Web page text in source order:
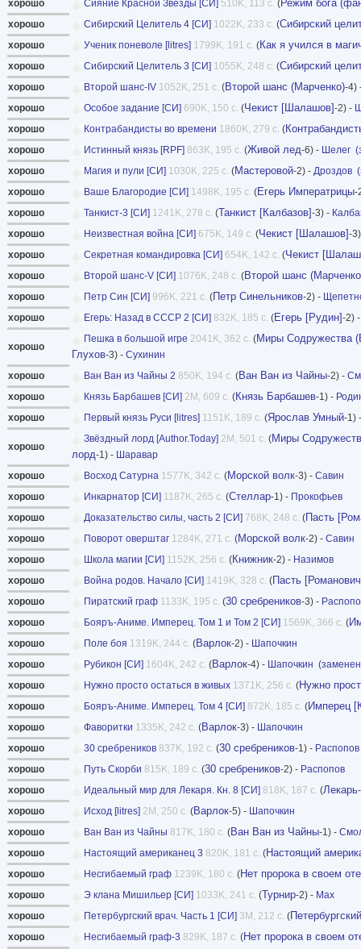
хорошо Сияние Красной Звезды [СИ] 510K, 113 с. (Режим бога
хорошо Сибирский Целитель 4 [СИ] 1022K, 233 с. (Сибирский
хорошо Ученик поневоле [litres] 1799K, 191 с. (Как я учился в
хорошо Сибирский Целитель 3 [СИ] 1055K, 248 с. (Сибирский
хорошо Второй шанс-IV 1052K, 251 с. (Второй шанс (Марченко)-4)
хорошо
Особое задание [СИ] 690K, 150 с. (Чекист [Шалашов]-2) -
хорошо
Контрабандисты во времени 1860K, 279 с. (
хорошо Истинный князь [RPF] 863K, 195 с. (Живой лед-6) - Шелег
хорошо
Магия и пули [СИ] 1030K, 225 с. (Мастеровой-2) - Дроздов
хорошо
Ваше Благородие [СИ] 1498K, 195 с. (Егерь Императрицы-
хорошо
Танкист-3 [СИ] 1241K, 278 с. (Танкист [Калбазов]-3) -
хорошо
Неизвестная война [СИ] 675K, 149 с. (Чекист [Шалашов]-
хорошо
Секретная командировка [СИ] 654K, 142 с. (Чекист
хорошо Второй шанс-V [СИ] 1076K, 248 с. (Второй шанс
хорошо Петр Син [СИ] 996K, 221 с. (Петр Синельников-2) -
хорошо
Егерь: Назад в СССР 2 [СИ] 832K, 185 с. (Егерь [Рудин]-2)
хорошо
Пешка в большой игре 2041K, 362 с. (Миры Содружества
Глухов-3) - Сухинин
хорошо
Ван Ван из Чайны 2 850K, 194 с. (Ван Ван из Чайны-2) -
хорошо
Князь Барбашев [СИ] 2M, 609 с. (Князь Барбашев-1) -
хорошо
Первый князь Руси [litres] 1151K, 189 с. (Ярослав Умный-1)
хорошо
Звёздный лорд [Author.Today] 2M, 501 с. (Миры
лорд-1) - Шаравар
хорошо
Восход Сатурна 1577K, 342 с. (Морской волк-3) - Савин
хорошо
Инкарнатор [СИ] 1187K, 265 с. (Стеллар-1) - Прокофьев
хорошо
Доказательство силы, часть 2 [СИ] 768K, 248 с. (Пасть
хорошо Поворот оверштаг 1284K, 271 с. (Морской волк-2) - Савин
хорошо
Школа магии [СИ] 1152K, 256 с. (Книжник-2) - Назимов
хорошо
Война родов. Начало [СИ] 1419K, 328 с. (Пасть
хорошо Пиратский граф 1133K, 195 с. (30 сребреников-3) -
хорошо
Бояръ-Аниме. Имперец. Том 1 и Том 2 [СИ] 1569K, 366 с. (
хорошо Поле боя 1319K, 244 с. (Варлок-2) - Шапочкин
хорошо
Рубикон [СИ] 1604K, 242 с. (Варлок-4) - Шапочкин
хорошо
Нужно просто остаться в живых 1371K, 256 с. (Нужно
хорошо Бояръ-Аниме. Имперец. Том 4 [СИ] 872K, 185 с. (Имперец
хорошо Фаворитки 1335K, 242 с. (Варлок-3) - Шапочкин
хорошо
30 сребреников 837K, 192 с. (30 сребреников-1) - Распопов
хорошо
Путь Скорби 815K, 189 с. (30 сребреников-2) - Распопов
хорошо
Идеальный мир для Лекаря. Кн. 8 [СИ] 818K, 187 с. (Лекарь
хорошо
Исход [litres] 2M, 250 с. (Варлок-5) - Шапочкин
хорошо
Ван Ван из Чайны 817K, 180 с. (Ван Ван из Чайны-1) -
хорошо
Настоящий американец 3 820K, 181 с. (Настоящий
хорошо Несгибаемый граф 1239K, 180 с. (Нет пророка в своем
хорошо Э клана Мишильер [СИ] 1033K, 241 с. (Турнир-2) - Мах
хорошо
Петербургский врач. Часть 1 [СИ] 3M, 212 с. (
хорошо Несгибаемый граф-3 829K, 187 с. (Нет пророка в своем